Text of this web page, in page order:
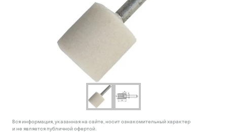
Вся информация, указанная на сайте, носит ознакомительный характер
и не является публичной офертой.